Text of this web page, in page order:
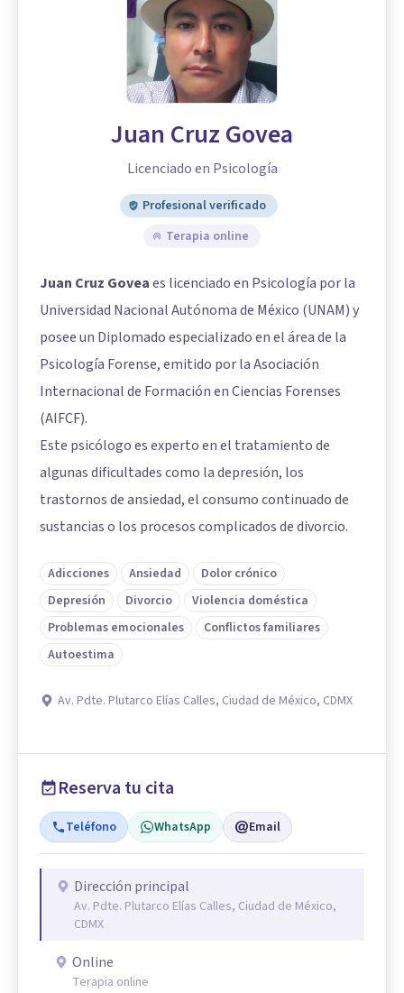
Juan Cruz Govea
Licenciado en Psicología
Profesional verificado
Terapia online
Juan Cruz Goveaes licenciado en Psicología por la
Universidad Nacional Autónoma de México (UNAM) y
posee un Diplomado especializado en el área de la
Psicología Forense, emitido por la Asociación
Internacional de Formación en Ciencias Forenses
(AIFCF).
Este psicólogo es experto en el tratamiento de
algunas dificultades como la depresión, los
trastornos de ansiedad, el consumo continuado de
sustancias o los procesos complicados de divorcio.
Adicciones Ansiedad
Dolor crónico
Depresión
Divorcio
Violencia doméstica
Problemas emocionales
Conflictos familiares
Autoestima
Av. Pdte. Plutarco Elías Calles, Ciudad de México, CDMX
Reserva tu cita
Teléfono WhatsApp Email
Dirección principal
Av. Pdte. Plutarco Elías Calles, Ciudad de México,
CDMX
Online
Terapia online